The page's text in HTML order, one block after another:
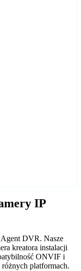
IP
DVR. Nasze
kreatora instalacji
ONVIF i
różnych platformach.